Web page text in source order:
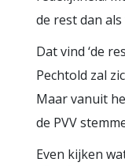
de rest dan als
Dat vind ‘de
Pechtold zal
Maar vanuit
de PVV
Even kijken